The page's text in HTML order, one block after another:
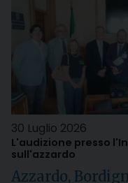
30 Luglio 2026
L'audizione presso
sull'azzardo
Azzardo,